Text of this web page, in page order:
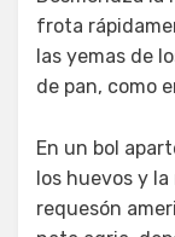
frota
las yemas de
de pan, como
En un bol
los huevos y la
requesón